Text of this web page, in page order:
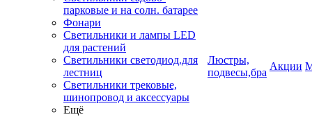
парковые и на солн. батарее
Фонари
Светильники и лампы LED
для растений
Светильники светодиод.для
лестниц
Светильники трековые,
шинопровод и аксессуары
Ещё
Люстры,
подвесы,бра
Акции